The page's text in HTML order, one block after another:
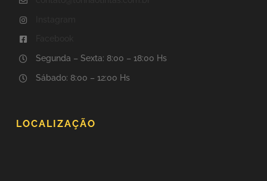
Segunda – Sexta: 8:00 – 18:00 Hs
Sábado: 8:00 – 12:00 Hs
LOCALIZAÇÃO